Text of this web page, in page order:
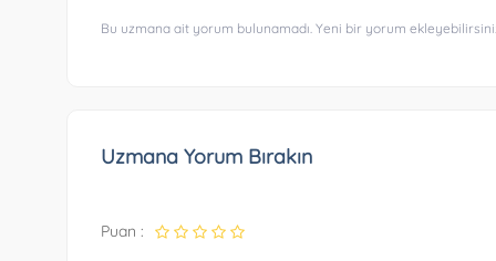
Bu uzmana ait yorum bulunamadı. Yeni bir yorum
Uzmana Yorum Bırakın
Puan :